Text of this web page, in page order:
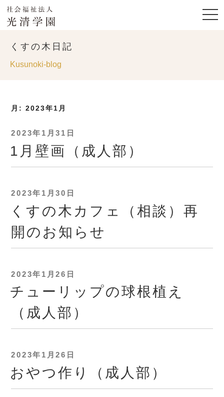
くすの木日記
Kusunoki-blog
月:2023年1月
投
日:
2023年1月31日
1月壁画（成人部）
投
稿
日:
2023年1月30日
くすの木カフェ（相談）再
開のお知らせ
投
稿
日:
2023年1月26日
チューリップの球根植え
（成人部）
投
稿
日:
2023年1月26日
おやつ作り（成人部）